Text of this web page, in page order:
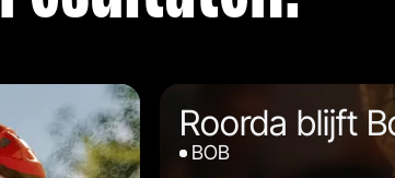
Roorda blijft
BOB